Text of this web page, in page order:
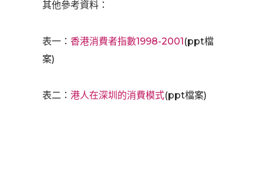
其他參考資料：
表一： 香港消費者指數1998-2001(ppt檔
案)
表二： 港人在深圳的消費模式(ppt檔案)